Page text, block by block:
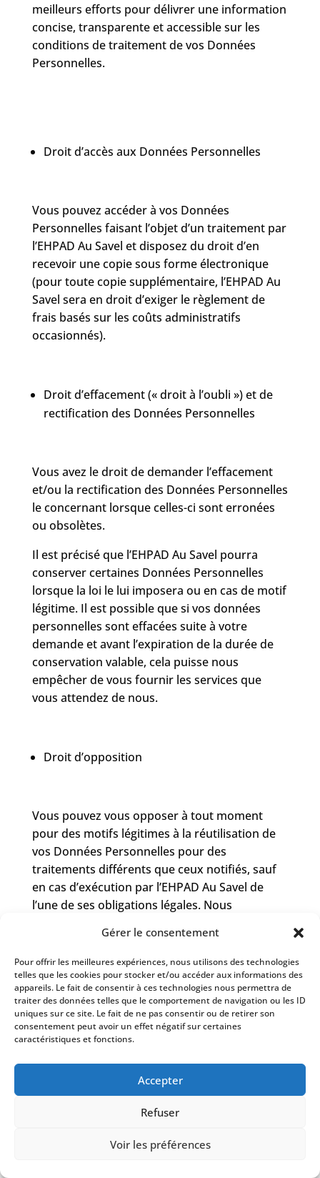
Gérer le consentement
Pour offrir les meilleures expériences, nous utilisons des technologies
telles que les cookies pour stocker et/ou accéder aux informations des
appareils. Le fait de consentir à ces technologies nous permettra de
traiter des données telles que le comportement de navigation ou les ID
uniques sur ce site. Le fait de ne pas consentir ou de retirer son
consentement peut avoir un effet négatif sur certaines
caractéristiques et fonctions.
Accepter
Refuser
Voir les préférences
meilleurs efforts pour délivrer une information
concise, transparente et accessible sur les
conditions de traitement de vos Données
Personnelles.
Droit d’accès aux Données Personnelles
Vous pouvez accéder à vos Données
Personnelles faisant l’objet d’un traitement par
l’EHPAD Au Savel et disposez du droit d’en
recevoir une copie sous forme électronique
(pour toute copie supplémentaire, l’EHPAD Au
Savel sera en droit d’exiger le règlement de
frais basés sur les coûts administratifs
occasionnés).
Droit d’effacement (« droit à l’oubli ») et de
rectification des Données Personnelles
Vous avez le droit de demander l’effacement
et/ou la rectification des Données Personnelles
le concernant lorsque celles-ci sont erronées
ou obsolètes.
Il est précisé que l’EHPAD Au Savel pourra
conserver certaines Données Personnelles
lorsque la loi le lui imposera ou en cas de motif
légitime. Il est possible que si vos données
personnelles sont effacées suite à votre
demande et avant l’expiration de la durée de
conservation valable, cela puisse nous
empêcher de vous fournir les services que
vous attendez de nous.
Droit d’opposition
Vous pouvez vous opposer à tout moment
pour des motifs légitimes à la réutilisation de
vos Données Personnelles pour des
traitements différents que ceux notifiés, sauf
en cas d’exécution par l’EHPAD Au Savel de
l’une de ses obligations légales. Nous
concerne plus spécialement en tant que
professionnels, lorsque vous ne souhaitez plus
recevoir des informations commerciales de
notre part.
traitements effectués sur vos Données